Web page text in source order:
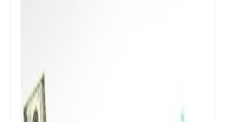
فعاليات الدور الأول من دورة رواد المساجد
الثانية "القدس روح مساجدنا"